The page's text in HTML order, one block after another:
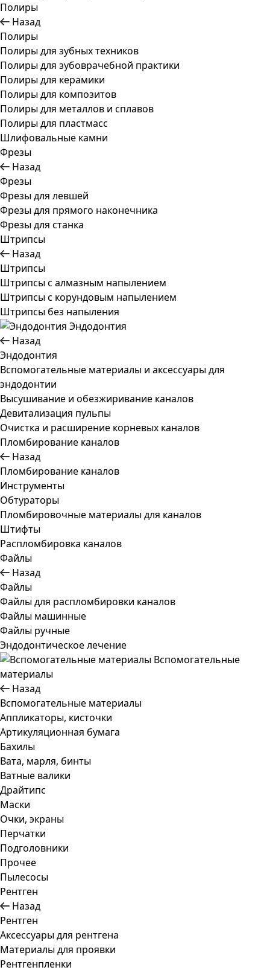
Полиры
Назад
Полиры
Полиры для зубных техников
Полиры для зубоврачебной практики
Полиры для керамики
Полиры для композитов
Полиры для металлов и сплавов
Полиры для пластмасс
Шлифовальные камни
Фрезы
Назад
Фрезы
Фрезы для левшей
Фрезы для прямого наконечника
Фрезы для станка
Штрипсы
Назад
Штрипсы
Штрипсы c алмазным напылением
Штрипсы c корундовым напылением
Штрипсы без напыления
Эндодонтия
Назад
Эндодонтия
Вспомогательные материалы и аксессуары для
эндодонтии
Высушивание и обезжиривание каналов
Девитализация пульпы
Очистка и расширение корневых каналов
Пломбирование каналов
Назад
Пломбирование каналов
Инструменты
Обтураторы
Пломбировочные материалы для каналов
Штифты
Распломбировка каналов
Файлы
Назад
Файлы
Файлы для распломбировки каналов
Файлы машинные
Файлы ручные
Эндодонтическое лечение
Вспомогательные
материалы
Назад
Вспомогательные материалы
Аппликаторы, кисточки
Артикуляционная бумага
Бахилы
Вата, марля, бинты
Ватные валики
Драйтипс
Маски
Очки, экраны
Перчатки
Подголовники
Прочее
Пылесосы
Рентген
Назад
Рентген
Аксессуары для рентгена
Материалы для проявки
Рентгенпленки